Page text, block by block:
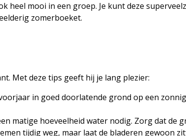
heel mooi in een groep. Je kunt deze
zomerboeket.
Met deze tips geeft hij je lang plezier:
in goed doorlatende grond op een
matige hoeveelheid water nodig. Zorg dat de
tijdig weg, maar laat de bladeren gewoon